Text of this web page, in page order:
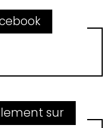
sur